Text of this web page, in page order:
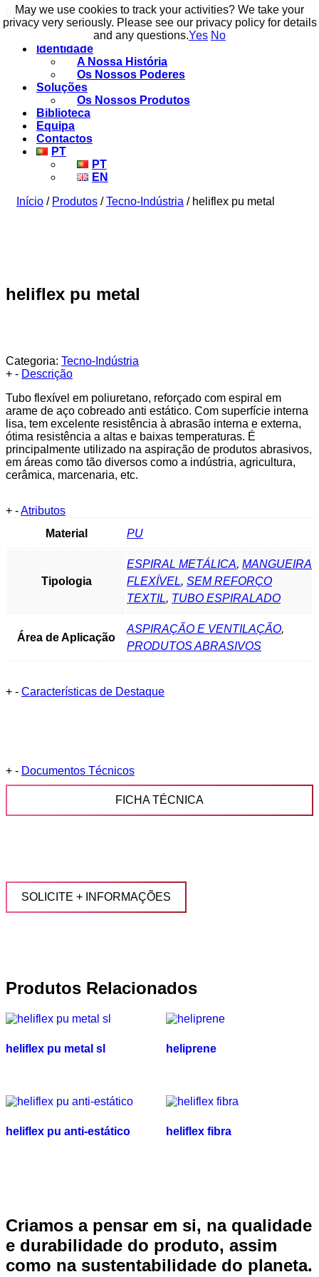
build to flow.
Identidade
A Nossa História
Os Nossos Poderes
Soluções
Os Nossos Produtos
Biblioteca
Equipa
Contactos
PT
PT
EN
Início / Produtos /Tecno-Indústria / heliflex pu metal
heliflex pu metal
Categoria: Tecno-Indústria
+ - Descrição
Tubo flexível em poliuretano, reforçado com espiral em
arame de aço cobreado anti estático. Com superfície interna
lisa, tem excelente resistência à abrasão interna e externa,
ótima resistência a altas e baixas temperaturas. É
principalmente utilizado na aspiração de produtos abrasivos,
em áreas como tão diversos como a indústria, agricultura,
cerâmica, marcenaria, etc.
+ -Atributos
Material
PU
Tipologia
ESPIRAL METÁLICA, MANGUEIRA
FLEXÍVEL, SEM REFORÇO
TEXTIL, TUBO ESPIRALADO
Área de Aplicação
ASPIRAÇÃO E VENTILAÇÃO,
PRODUTOS ABRASIVOS
+ - Características de Destaque
+ - Documentos Técnicos
FICHA TÉCNICA
SOLICITE + INFORMAÇÕES
Produtos Relacionados
heliflex pu metal sl heliprene
heliflex pu anti-estático heliflex fibra
Criamos a pensar em si, na qualidade
e durabilidade do produto, assim
como na sustentabilidade do planeta.
May we use cookies to track your activities? We take your
privacy very seriously. Please see our privacy policy for details
and any questions.Yes No
May we use cookies to track your activities? We take your
privacy very seriously. Please see our privacy policy for details
and any questions.Yes No